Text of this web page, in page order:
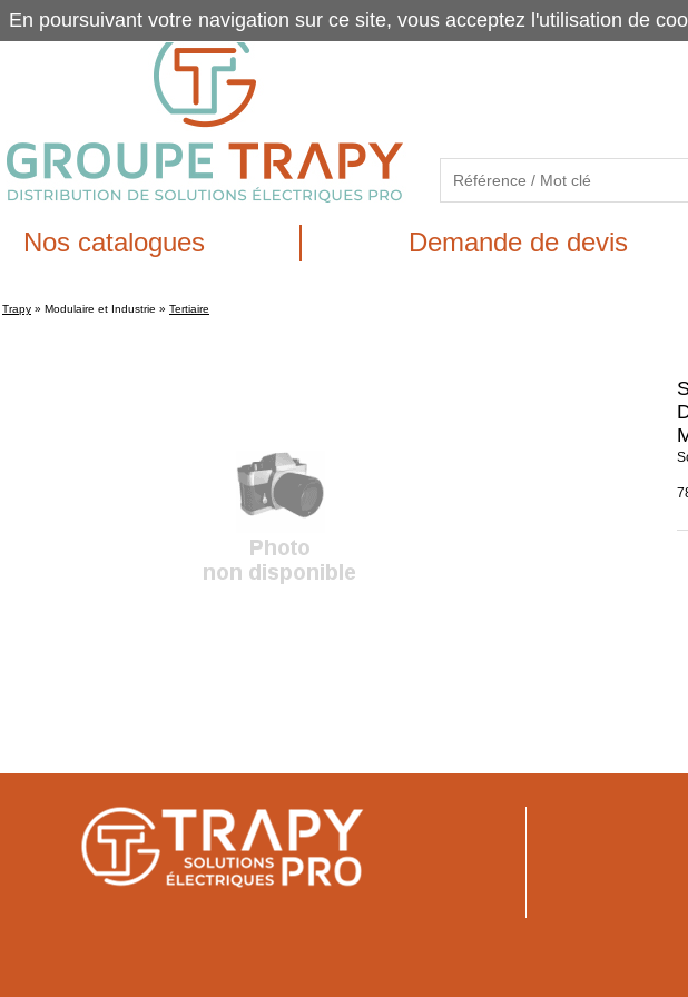
Nos catalogues Demande de devis
Trapy » Modulaire et Industrie » Tertiaire
En poursuivant votre navigation sur ce site, vous acceptez l'utilisation de